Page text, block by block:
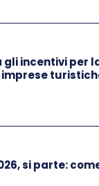
Trattato sul
a un
entro sessanta
di stabilire le
gli incentivi per
si parte: